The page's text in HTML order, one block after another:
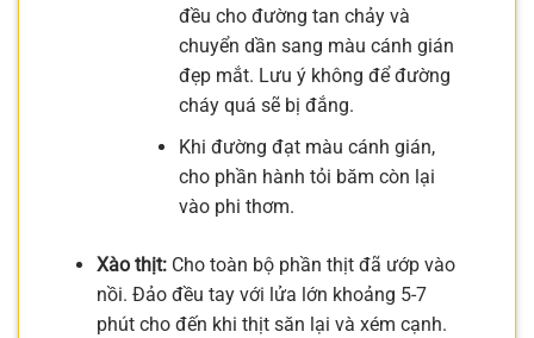
đều cho đường tan chảy và
chuyển dần sang màu cánh gián
đẹp mắt. Lưu ý không để đường
cháy quá sẽ bị đắng.
Khi đường đạt màu cánh gián,
cho phần hành tỏi băm còn lại
vào phi thơm.
Xào thịt:Cho toàn bộ phần thịt đã ướp vào
nồi. Đảo đều tay với lửa lớn khoảng 5-7
phút cho đến khi thịt săn lại và xém cạnh.